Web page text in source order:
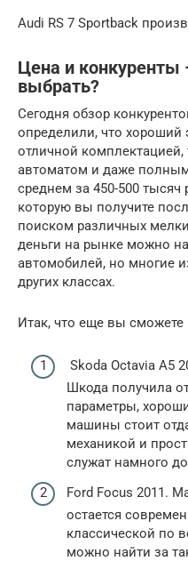
Audi RS 7 Sportback
Цена и
выбрать?
Сегодня обзор
определили, что хороший
отличной
автоматом и даже
среднем за 450-500 тысяч
которую вы получите
поиском различных
деньги на рынке можно
автомобилей, но многие
других классах.
Итак, что еще вы сможете
Skoda Octavia A5
Шкода получила
параметры,
машины стоит
механикой и
служат намного
Ford Focus 2011.
остается
классической по
можно найти за